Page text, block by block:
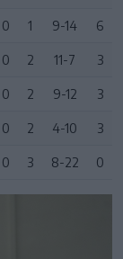
0 1 9-14 6
0 2 11-7 3
0 2 9-12 3
0 2 4-10 3
0 3 8-22 0